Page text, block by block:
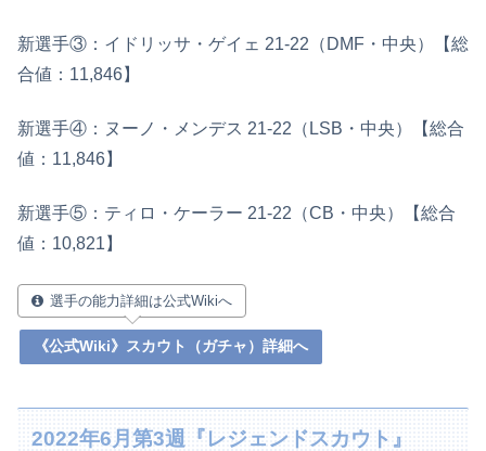
新選手③：イドリッサ・ゲイェ 21‐22（DMF・中央）【総
合値：11,846】
新選手④：ヌーノ・メンデス 21-22（LSB・中央）【総合
値：11,846】
新選手⑤：ティロ・ケーラー 21-22（CB・中央）【総合
値：10,821】
選手の能力詳細は公式Wikiへ
《公式Wiki》スカウト（ガチャ）詳細へ
2022年6月第3週『レジェンドスカウト』